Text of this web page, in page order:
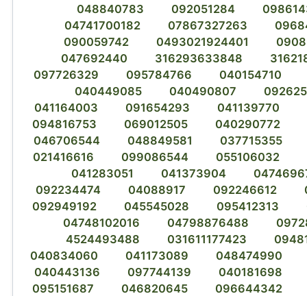
048840783
092051284
04741700182
07867327263
090059742
0493021924401
047692440
316293633848
097726329
095784766
040154710
040449085
040490807
041164003
091654293 041139770
094816753
069012505
040290772
046706544
048849581
037715355
021416616
099086544
055106032
041283051
041373904
092234474
04088917 092246612
092949192
045545028 095412313
04748102016
04798876488
4524493488
031611177423
040834060
041173089
048474990
040443136
097744139
040181698
095151687
046820645
096644342